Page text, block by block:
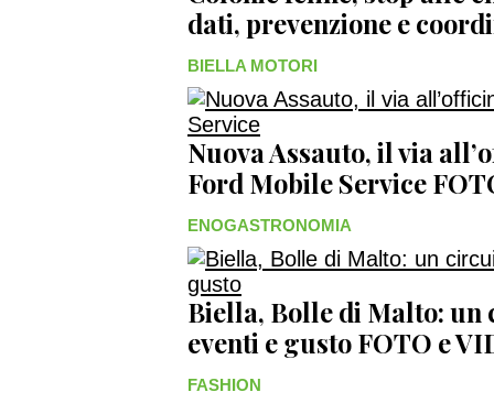
dati, prevenzione e
BIELLA MOTORI
Nuova Assauto, il via
Ford Mobile Service
ENOGASTRONOMIA
Biella, Bolle di Malto:
eventi e gusto FOTO e
FASHION